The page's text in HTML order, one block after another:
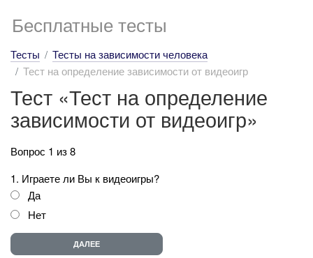
Бесплатные тесты
Тесты
Тесты на зависимости человека
Тест на определение зависимости от видеоигр
Тест «Тест на определение
зависимости от видеоигр»
Вопрос 1 из 8
1. Играете ли Вы к видеоигры?
Да
Нет